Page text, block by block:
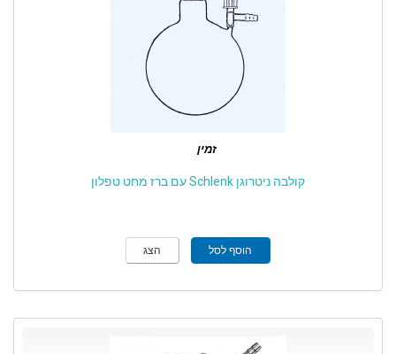
זמין
קולבה ניטרוגן Schlenk עם ברז מחט טפלון
הוסף לסל הצג